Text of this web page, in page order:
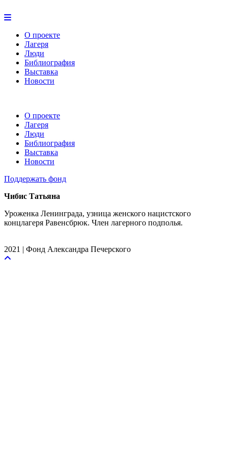
О проекте
Лагеря
Люди
Библиография
Выставка
Новости
О проекте
Лагеря
Люди
Библиография
Выставка
Новости
Поддержать фонд
Чибис Татьяна
Уроженка Ленинграда, узница женского нацистского
концлагеря Равенсбрюк. Член лагерного подполья.
2021 | Фонд Александра Печерского